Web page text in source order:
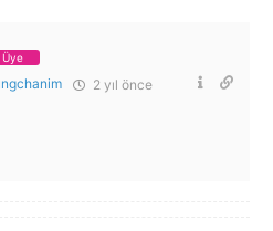
Üye
2 yıl önce